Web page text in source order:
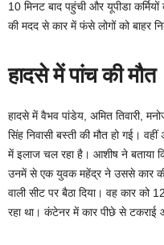
10 मिनट बाद पहुंची और यूपीडा
की मदद से कार में फंसे लोगों को बाहर
हादसे में पांच की मौत
हादसे में वैभव पांडेय, अमित तिवारी,
सिंह निवासी बस्ती की मौत हो गई।
में इलाज चल रहा है। आशीष ने बताया
उनमें से एक युवक महेंद्र ने उससे कार
वाली सीट पर बैठा दिया। वह कार को
रहा था। कंटेनर में कार पीछे से टकराई